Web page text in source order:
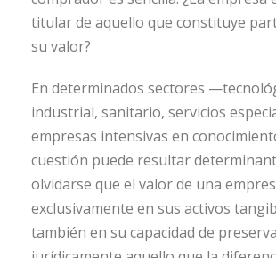
titular de aquello que constituye
su valor?
En determinados sectores
industrial, sanitario, servicios
empresas intensivas en
cuestión puede resultar
olvidarse que el valor de una
exclusivamente en sus activos
también en su capacidad de